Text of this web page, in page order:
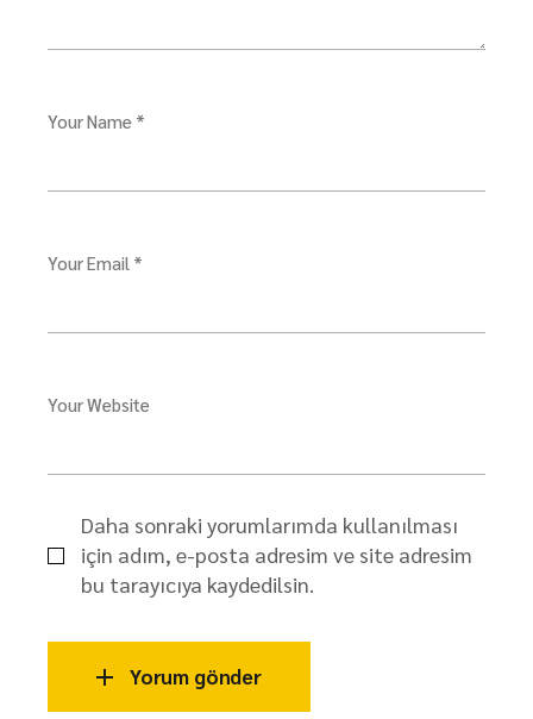
Your Name *
Your Email *
Your Website
Daha sonraki yorumlarımda kullanılması
için adım, e-posta adresim ve site adresim
bu tarayıcıya kaydedilsin.
Yorum gönder